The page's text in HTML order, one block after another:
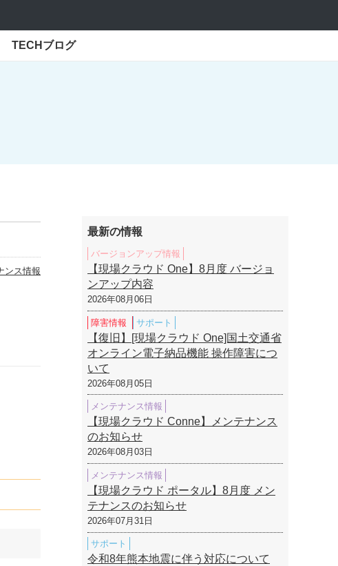
TECHブログ
ンス情報
最新の情報
バージョンアップ情報
【現場クラウド One】8月度 バージョ
ンアップ内容
2026年08月06日
障害情報 サポート
【復旧】[現場クラウド One]国土交通省
オンライン電子納品機能 操作障害につ
いて
2026年08月05日
メンテナンス情報
【現場クラウド Conne】メンテナンス
のお知らせ
2026年08月03日
メンテナンス情報
【現場クラウド ポータル】8月度 メン
テナンスのお知らせ
2026年07月31日
サポート
令和8年熊本地震に伴う対応について